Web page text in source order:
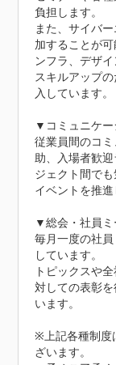
負担します。
また、サイバ
加することが
ンフラ、デザ
スキルアップ
入しています。
▼コミュニケー
従業員間のコ
助、入場者歓
ジェクト間で
イベントを推進
▼総会・社員ミ
毎月一度の社
しています。
トピックスや
対しての表彰
います。
※上記各種制度
ざいます。